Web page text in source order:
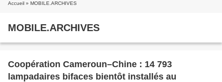
Accueil » MOBILE.ARCHIVES
MOBILE.ARCHIVES
Coopération Cameroun–Chine : 14 793
lampadaires bifaces bientôt installés au